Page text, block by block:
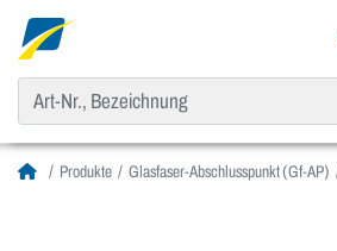
Produkte Glasfaser-Abschlusspunkt (Gf-AP)